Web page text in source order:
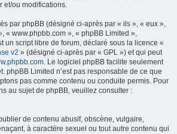
et/ou modifications.
par phpBB (désigné ci-après par « ils », « eux »,
« www.phpbb.com », « phpBB Limited »,
un script libre de forum, déclaré sous la licence «
v2 » (désigné ci-après par « GPL ») et qui peut
. Le logiciel phpBB facilite seulement
phpBB Limited n’est pas responsable de ce que
pas comme contenu ou conduite permis. Pour
au sujet de phpBB, veuillez consulter :
de contenu abusif, obscène, vulgaire,
à caractère sexuel ou tout autre contenu qui